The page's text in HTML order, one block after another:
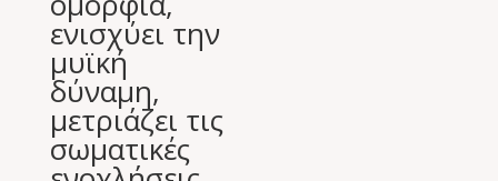
ενισχύει την
μυϊκή
δύναμη,
μετριάζει τις
σωματικές